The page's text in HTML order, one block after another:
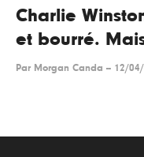
Charlie
et bourré.
Par Morgan Canda -- 12/